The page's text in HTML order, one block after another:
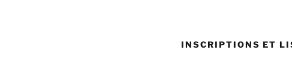
INSCRIPTIONS ET